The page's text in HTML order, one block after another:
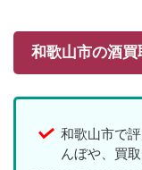
和歌山市の酒買
和歌山市で
んぼや、買